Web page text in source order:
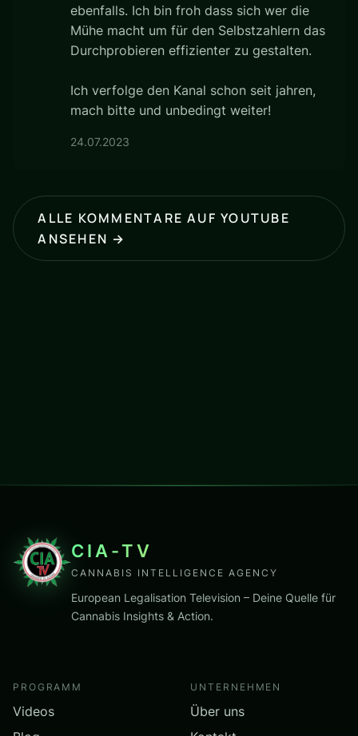
ebenfalls. Ich bin froh dass sich wer die
Mühe macht um für den Selbstzahlern das
Durchprobieren effizienter zu gestalten.
Ich verfolge den Kanal schon seit jahren,
mach bitte und unbedingt weiter!
24.07.2023
ALLE KOMMENTARE AUF YOUTUBE
ANSEHEN →
CIA-TV
CANNABIS INTELLIGENCE AGENCY
European Legalisation Television – Deine Quelle für
Cannabis Insights & Action.
PROGRAMM
Videos
UNTERNEHMEN
Über uns